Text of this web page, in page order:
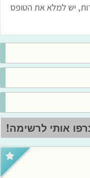
יש למלא את הטופס